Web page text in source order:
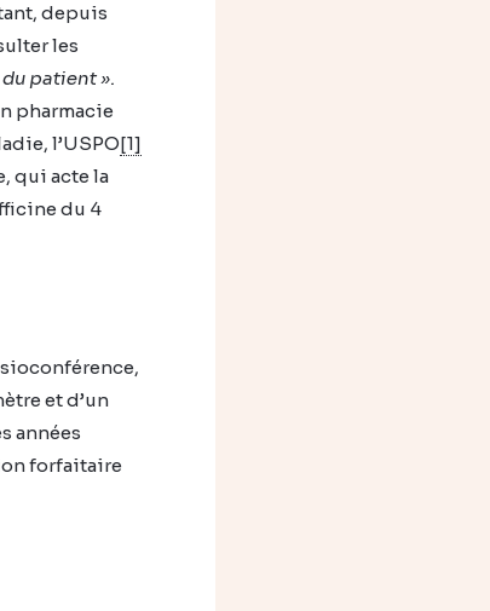
depuis
les
patient ».
pharmacie
l’USPO[1]
qui acte la
du 4
et d’un
années
forfaitaire